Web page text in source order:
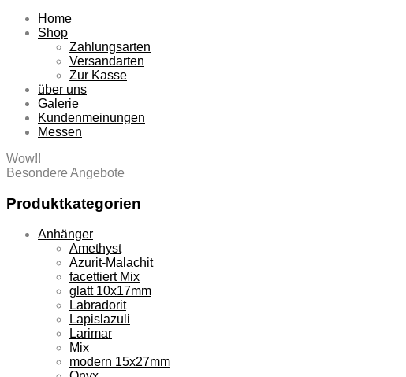
Home
Shop
Zahlungsarten
Versandarten
Zur Kasse
über uns
Galerie
Kundenmeinungen
Messen
Wow!!
Besondere Angebote
Produktkategorien
Anhänger
Amethyst
Azurit-Malachit
facettiert Mix
glatt 10x17mm
Labradorit
Lapislazuli
Larimar
Mix
modern 15x27mm